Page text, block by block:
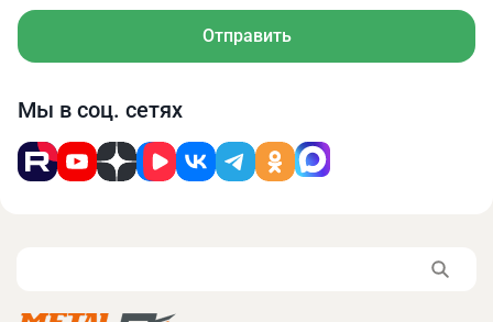
Отправить
Мы в соц. сетях